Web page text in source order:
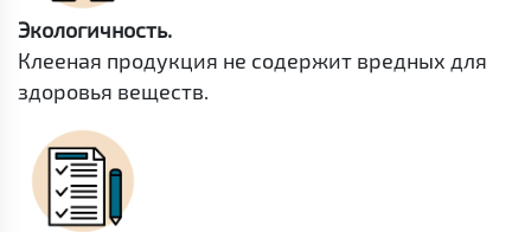
Экологичность.
Клееная продукция не содержит вредных для
здоровья веществ.